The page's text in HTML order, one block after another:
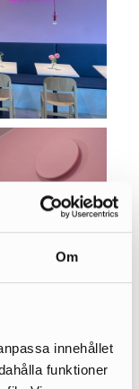
Om
innehållet
funktioner